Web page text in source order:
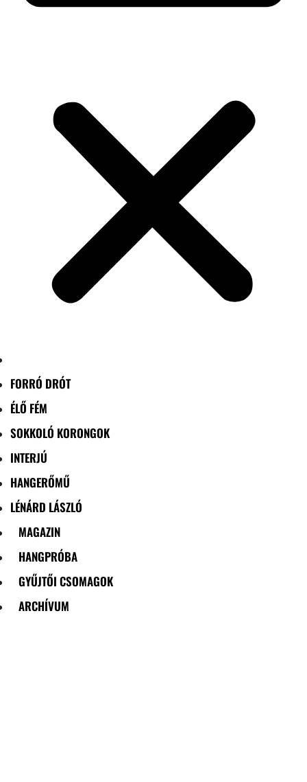
FORRÓ DRÓT
ÉLŐ FÉM
SOKKOLÓ KORONGOK
INTERJÚ
HANGERŐMŰ
LÉNÁRD LÁSZLÓ
MAGAZIN
HANGPRÓBA
GYŰJTŐI CSOMAGOK
ARCHÍVUM